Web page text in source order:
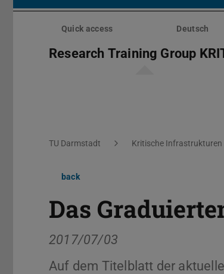
Skip
Quick access Deutsch
Research Training Group
You are here:
TU Darmstadt Kritische Infrastrukturen
back
Das
2017/07/03
Auf dem Titelblatt der